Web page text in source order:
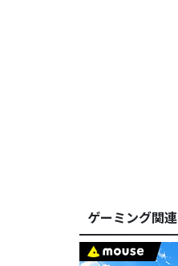
ゲーミング関連